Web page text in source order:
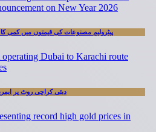
پیٹرولیم مصنوعات کی قیمتوں میں کمی کا امکان، 16 جنوری سے بڑا
دبئی کراچی روٹ پر